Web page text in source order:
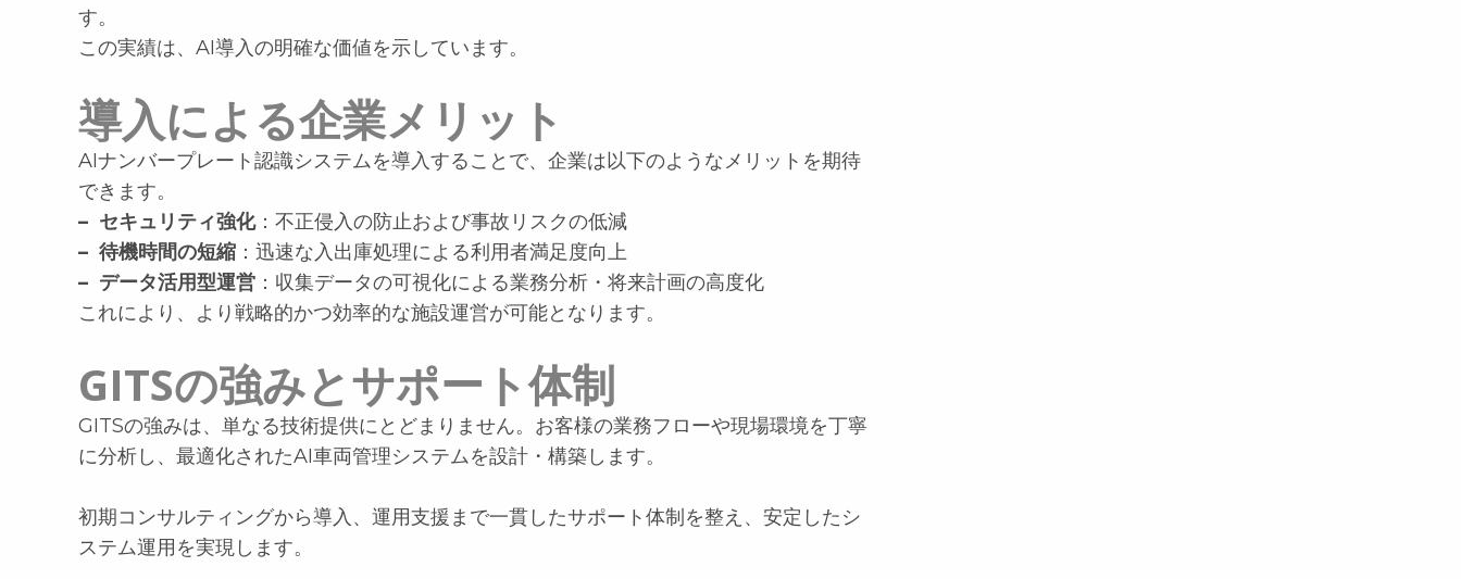
す。
この実績は、AI導入の明確な価値を示しています。
導入による企業メリット
AIナンバープレート認識システムを導入することで、企業は以下のようなメリットを期待
できます。
– セキュリティ強化：不正侵入の防止および事故リスクの低減
– 待機時間の短縮 ：迅速な入出庫処理による利用者満足度向上
– データ活用型運営 ：収集データの可視化による業務分析・将来計画の高度化
これにより、より戦略的かつ効率的な施設運営が可能となります。
GITSの強みとサポート体制
GITSの強みは、単なる技術提供にとどまりません。お客様の業務フローや現場環境を丁寧
に分析し、最適化されたAI車両管理システムを設計・構築します。
初期コンサルティングから導入、運用支援まで一貫したサポート体制を整え、安定したシ
ステム運用を実現します。